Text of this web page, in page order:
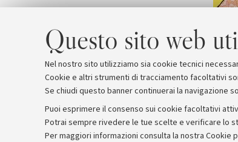
Questo sito web
Nel nostro sito utilizziamo sia cookie tecnici
Cookie e altri strumenti di tracciamento facoltativi
Se chiudi questo banner continuerai la navigazione
Puoi esprimere il consenso sui cookie facoltativi
Potrai sempre rivedere le tue scelte e verificare lo
Per maggiori informazioni consulta la nostra Cookie
Archivio Comunicati stampa Redazione